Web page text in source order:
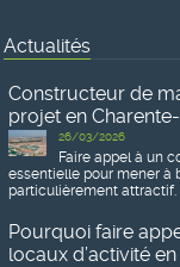
Actualités
Constructeur de
projet en
26/03/2026
Faire appel à un
essentielle pour mener à
particulièrement attractif.
Pourquoi faire
locaux d’activité